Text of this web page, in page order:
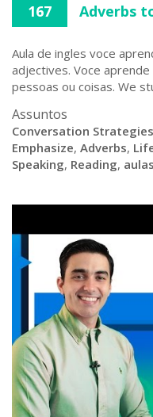
167 Adverbs
Aula de ingles voce
adjectives. Voce
pessoas ou coisas. We
Assuntos
Conversation Strategies
Emphasize, Adverbs,
Speaking, Reading,